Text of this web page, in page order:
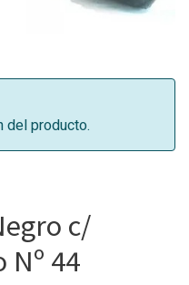
del producto.
c/
Nº 44